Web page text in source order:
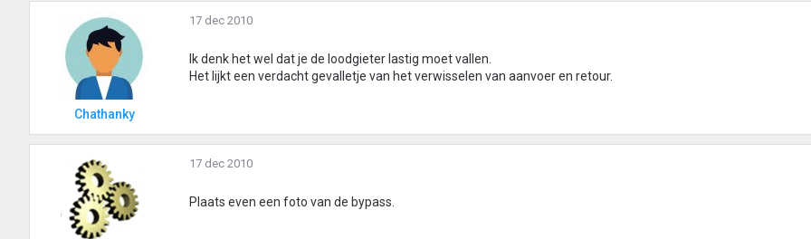
Chathanky
17 dec 2010
Ik denk het wel dat je de loodgieter lastig moet vallen.
Het lijkt een verdacht gevalletje van het verwisselen van aanvoer en retour.
17 dec 2010
Plaats even een foto van de bypass.